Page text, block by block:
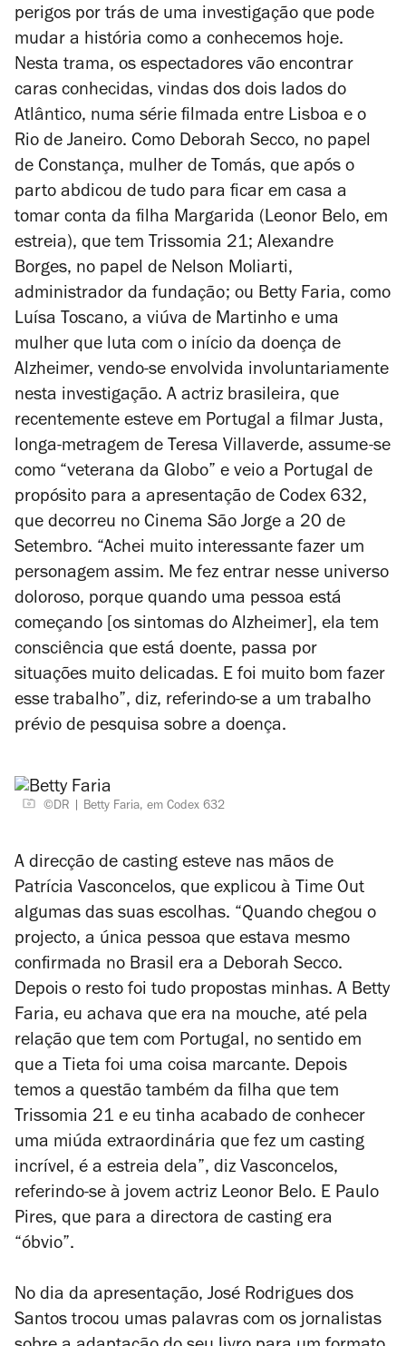
perigos por trás de uma investigação que pode
mudar a história como a conhecemos hoje.
Nesta trama, os espectadores vão encontrar
caras conhecidas, vindas dos dois lados do
Atlântico, numa série filmada entre Lisboa e o
Rio de Janeiro. Como Deborah Secco, no papel
de Constança, mulher de Tomás, que após o
parto abdicou de tudo para ficar em casa a
tomar conta da filha Margarida (Leonor Belo, em
estreia), que tem Trissomia 21; Alexandre
Borges, no papel de Nelson Moliarti,
administrador da fundação; ou Betty Faria, como
Luísa Toscano, a viúva de Martinho e uma
mulher que luta com o início da doença de
Alzheimer, vendo-se envolvida involuntariamente
nesta investigação. A actriz brasileira, que
recentemente esteve em Portugal a filmar Justa,
longa-metragem de Teresa Villaverde, assume-se
como “veterana da Globo” e veio a Portugal de
propósito para a apresentação de Codex 632,
que decorreu no Cinema São Jorge a 20 de
Setembro. “Achei muito interessante fazer um
personagem assim. Me fez entrar nesse universo
doloroso, porque quando uma pessoa está
começando [os sintomas do Alzheimer], ela tem
consciência que está doente, passa por
situações muito delicadas. E foi muito bom fazer
esse trabalho”, diz, referindo-se a um trabalho
prévio de pesquisa sobre a doença.
©DR Betty Faria, em Codex 632
A direcção de casting esteve nas mãos de
Patrícia Vasconcelos, que explicou à Time Out
algumas das suas escolhas. “Quando chegou o
projecto, a única pessoa que estava mesmo
confirmada no Brasil era a Deborah Secco.
Depois o resto foi tudo propostas minhas. A Betty
Faria, eu achava que era na mouche, até pela
relação que tem com Portugal, no sentido em
que a Tieta foi uma coisa marcante. Depois
temos a questão também da filha que tem
Trissomia 21 e eu tinha acabado de conhecer
uma miúda extraordinária que fez um casting
incrível, é a estreia dela”, diz Vasconcelos,
referindo-se à jovem actriz Leonor Belo. E Paulo
Pires, que para a directora de casting era
“óbvio”.
No dia da apresentação, José Rodrigues dos
Santos trocou umas palavras com os jornalistas